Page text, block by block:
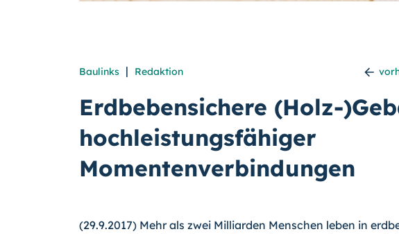
Baulinks | Redaktion
Erdbebensichere (Holz-
hochleistungsfähiger
Momentenverbindungen
(29.9.2017) Mehr als zwei Milliarden Menschen leben in